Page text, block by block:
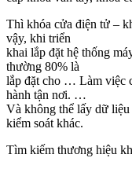
Thì khóa cửa điện tử –
vậy, khi triển
khai lắp đặt hệ thống
thường 80% là
lắp đặt cho … Làm việc
hành tận nơi. …
Và không thể lấy dữ
kiểm soát khác.
Tìm kiếm thương hiệu